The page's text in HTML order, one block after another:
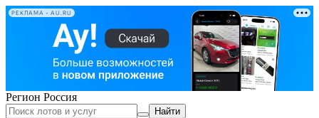
РЕКЛАМА • AU.RU
Регион Россия
Найти